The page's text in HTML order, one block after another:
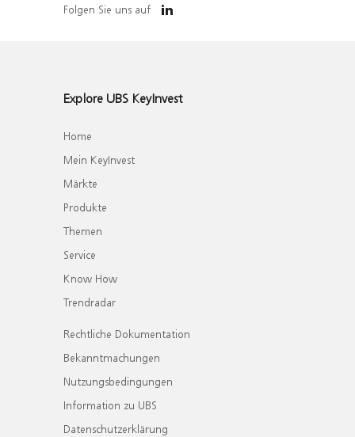
Folgen Sie uns auf
Explore UBS KeyInvest
Home
Mein KeyInvest
Märkte
Produkte
Themen
Service
Know How
Trendradar
Rechtliche Dokumentation
Bekanntmachungen
Nutzungsbedingungen
Information zu UBS
Datenschutzerklärung